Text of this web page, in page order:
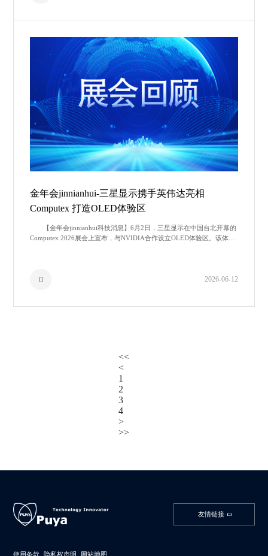
金年会jinnianhui-三星显示携手英伟达亮相
Computex 打造OLED体验区
【金年会jinnianhui科技消息】6月2日，三星显示在中国台北开幕的
Computex 2026展会上宣布，与NVIDIA合作设立OLED体验区。该体验
2026-06-12
<<
<
1
2
3
4
>
>>
友情链接
使用条款 隐私权声明 网站地图